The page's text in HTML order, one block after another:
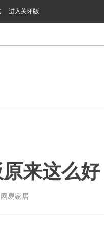
进入关怀版
来这么
易家居